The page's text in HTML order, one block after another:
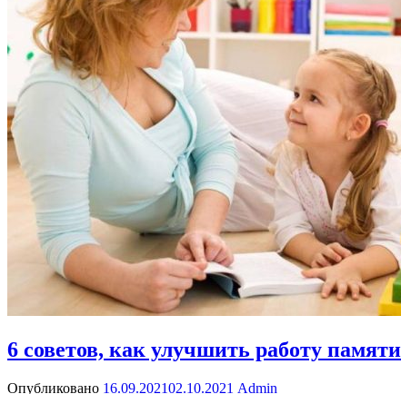
6 советов, как улучшить работу
Опубликовано 16.09.202102.10.2021 Admin